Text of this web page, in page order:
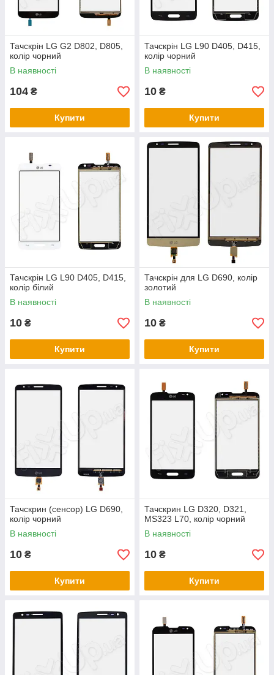
Тачскрін LG G2 D802, D805,
колір чорний
В наявності
104 ₴
Купити
Тачскрін LG L90 D405, D415,
колір чорний
В наявності
10 ₴
Купити
Тачскрін LG L90 D405, D415,
колір білий
В наявності
10 ₴
Купити
Тачскрін для LG D690, колір
золотий
В наявності
10 ₴
Купити
Тачскрин (сенсор) LG D690,
колір чорний
В наявності
10 ₴
Купити
Тачскрин LG D320, D321,
MS323 L70, колір чорний
В наявності
10 ₴
Купити